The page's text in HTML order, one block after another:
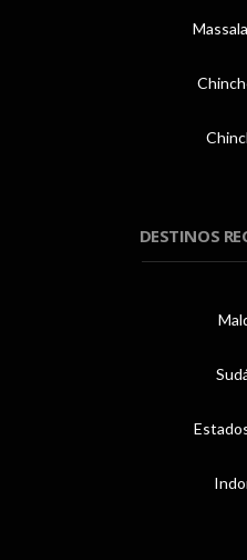
DESTINOS